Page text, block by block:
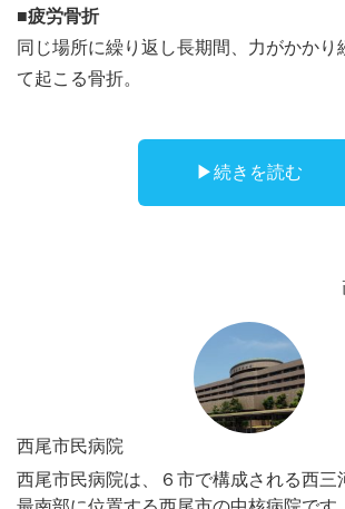
■疲労骨折
同じ場所に繰り返し長期間、力がかかり
て起こる骨折。
▶︎続きを読む
西尾市民病院
西尾市民病院は、６市で構成される西三